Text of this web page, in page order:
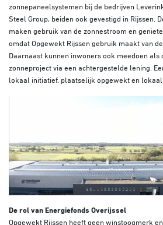
zonnepaneelsystemen bij de bedrijven
Steel Group, beiden ook gevestigd in Rijssen.
maken gebruik van de zonnestroom en
omdat Opgewekt Rijssen gebruik maakt van
Daarnaast kunnen inwoners ook meedoen als
zonneproject via een achtergestelde lening.
lokaal initiatief, plaatselijk opgewekt en
De rol van Energiefonds Overijssel
Opgewekt Rijssen heeft geen winstoogmerk